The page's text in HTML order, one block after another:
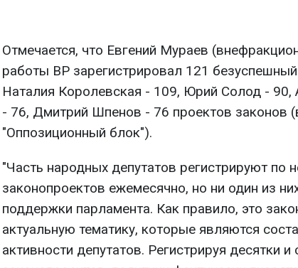
Отмечается, что Евгений Мураев
работы ВР зарегистрировал 121
Наталия Королевская - 109, Юрий Солод - 90,
- 76, Дмитрий Шпенов - 76 проектов законов
"Оппозиционный блок").
"Часть народных депутатов регистрируют по
законопроектов ежемесячно, но ни один из
поддержки парламента. Как правило, это
актуальную тематику, которые являются
активности депутатов. Регистрируя десятки и